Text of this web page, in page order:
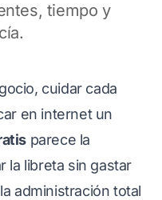
tiempo y
cuidar cada
en internet un
parece la
la libreta sin gastar
administración total